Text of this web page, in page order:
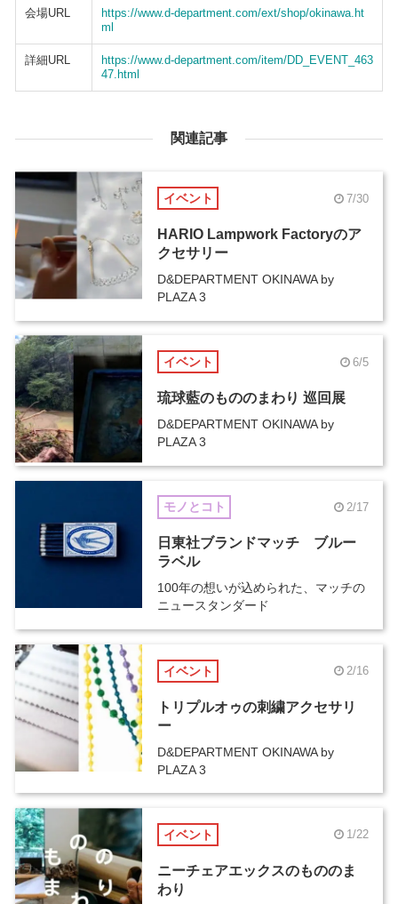
会場URL
https://www.d-department.com/ext/shop/okinawa.ht
ml
詳細URL
https://www.d-department.com/item/DD_EVENT_463
47.html
関連記事
イベント 7/30
HARIO Lampwork Factoryのア
クセサリー
D&DEPARTMENT OKINAWA by
PLAZA 3
イベント 6/5
琉球藍のもののまわり 巡回展
D&DEPARTMENT OKINAWA by
PLAZA 3
モノとコト 2/17
日東社ブランドマッチ ブルー
ラベル
100年の想いが込められた、マッチの
ニュースタンダード
イベント 2/16
トリプルオゥの刺繍アクセサリ
ー
D&DEPARTMENT OKINAWA by
PLAZA 3
イベント 1/22
ニーチェアエックスのもののま
わり